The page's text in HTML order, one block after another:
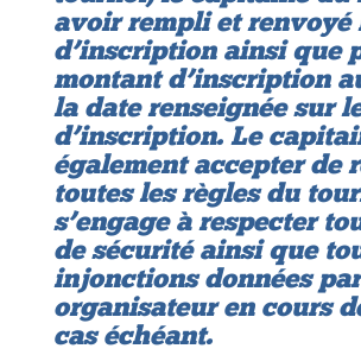
avoir rempli et
d’inscription ainsi que
montant d’inscription
la date renseignée sur
d’inscription. Le
également accepter de
toutes les règles du
s’engage à respecter
de sécurité ainsi que
injonctions données
organisateur en cours
cas échéant.